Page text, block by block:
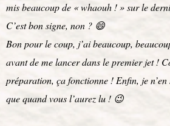
mis beaucoup de « whaouh ! » sur le
C’est bon signe, non ? 😄
Bon pour le coup, j’ai beaucoup,
avant de me lancer dans le premier jet !
préparation, ça fonctionne ! Enfin, je
que quand vous l’aurez lu ! 😉